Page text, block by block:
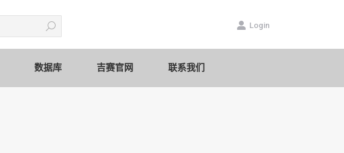
Login
数据库 吉赛官网 联系我们
研究论坛 联系我们